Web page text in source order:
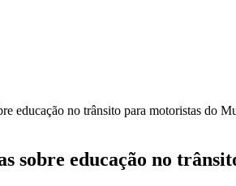
educação no trânsito para motoristas do
sobre educação no